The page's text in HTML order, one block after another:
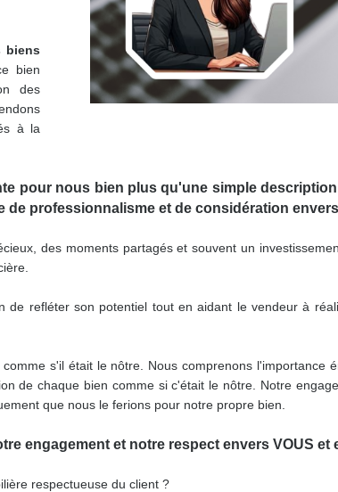
biens
bien
des
à la
pour nous bien plus qu'une simple
de professionnalisme et de considération
des moments partagés et souvent un
de refléter son potentiel tout en aidant le vendeur à
s'il était le nôtre. Nous comprenons
de chaque bien comme si c'était le nôtre. Notre
que nous le ferions pour notre propre bien.
engagement et notre respect envers VOUS et
respectueuse du client ?